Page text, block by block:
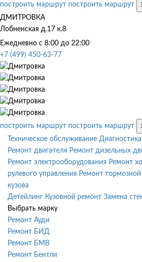
построить маршрут построить маршрут
ДМИТРОВКА
Лобненская д.17 к.8
Ежедневно с 8:00 до 22:00
+7 (499) 450-63-77
построить маршрут построить маршрут
Техническое обслуживание Диагностика
Ремонт двигателя Ремонт дизельных
Ремонт электрооборудования Ремонт
рулевого управления Ремонт
кузова
Детейлинг Кузовной ремонт Замена
Выбрать марку
Ремонт Ауди
Ремонт БИД
Ремонт БМВ
Ремонт Бентли